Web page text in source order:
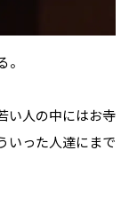
い人の中にはお寺
いった人達にまで